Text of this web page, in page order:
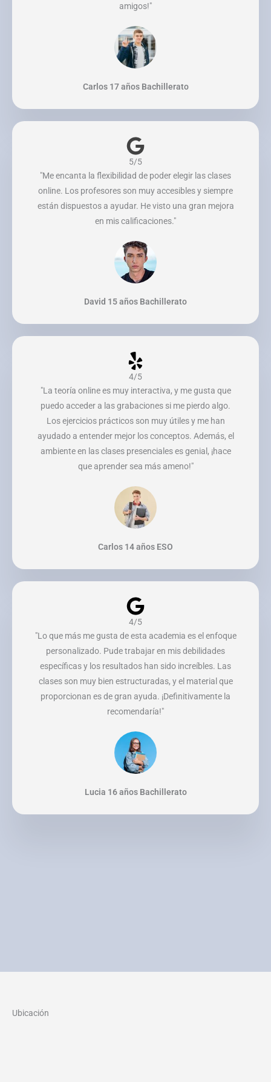
amigos!"
Carlos 17 años Bachillerato
5/5
"Me encanta la flexibilidad de poder elegir las clases
online. Los profesores son muy accesibles y siempre
están dispuestos a ayudar. He visto una gran mejora
en mis calificaciones."
David 15 años Bachillerato
4/5
"La teoría online es muy interactiva, y me gusta que
puedo acceder a las grabaciones si me pierdo algo.
Los ejercicios prácticos son muy útiles y me han
ayudado a entender mejor los conceptos. Además, el
ambiente en las clases presenciales es genial, ¡hace
que aprender sea más ameno!"
Carlos 14 años ESO
4/5
"Lo que más me gusta de esta academia es el enfoque
personalizado. Pude trabajar en mis debilidades
específicas y los resultados han sido increíbles. Las
clases son muy bien estructuradas, y el material que
proporcionan es de gran ayuda. ¡Definitivamente la
recomendaría!"
Lucia 16 años Bachillerato
Ubicación